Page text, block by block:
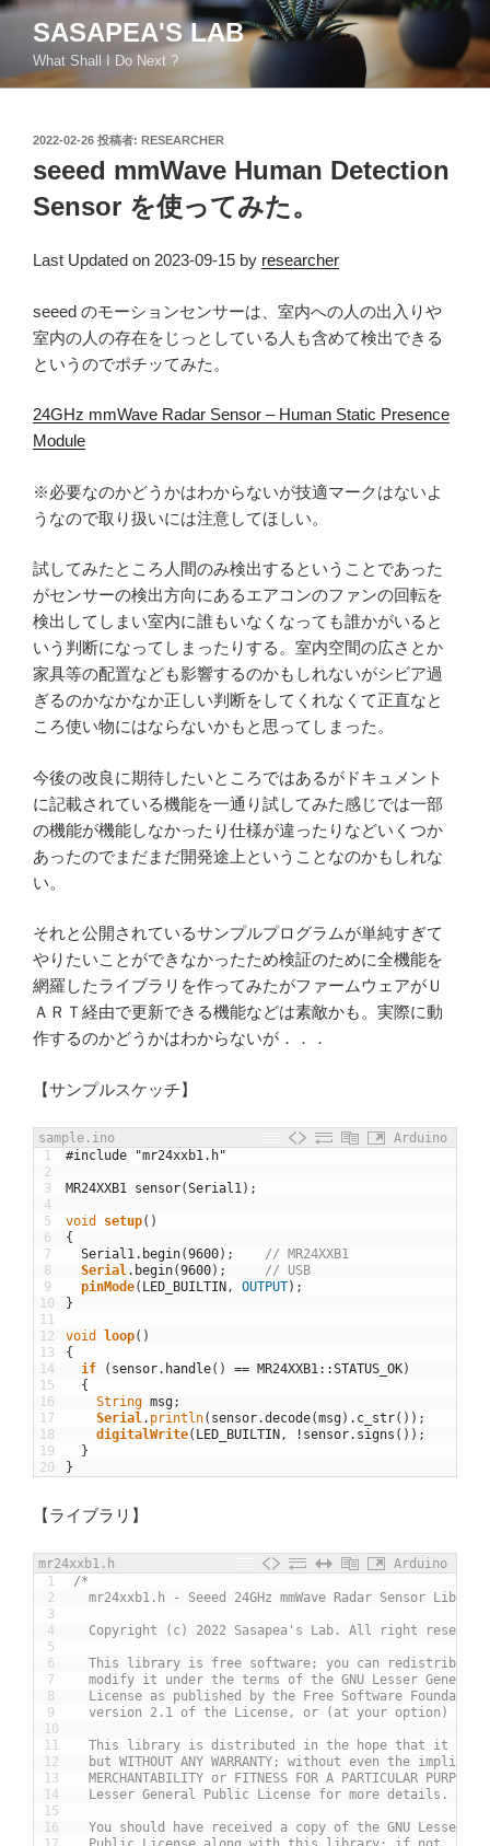
コ
ン
SASAPEA'S LAB
What Shall I Do Next ?
投
日:
2022-02-26 投稿者: RESEARCHER
seeed mmWave Human Detection
Sensor を使ってみた。
Last Updated on 2023-09-15 by researcher
seeed のモーションセンサーは、室内への人の出入りや
室内の人の存在をじっとしている人も含めて検出できる
というのでポチッてみた。
24GHz mmWave Radar Sensor – Human Static Presence
Module
※必要なのかどうかはわからないが技適マークはないよ
うなので取り扱いには注意してほしい。
試してみたところ人間のみ検出するということであった
がセンサーの検出方向にあるエアコンのファンの回転を
検出してしまい室内に誰もいなくなっても誰かがいると
いう判断になってしまったりする。室内空間の広さとか
家具等の配置なども影響するのかもしれないがシビア過
ぎるのかなかなか正しい判断をしてくれなくて正直なと
ころ使い物にはならないかもと思ってしまった。
今後の改良に期待したいところではあるがドキュメント
に記載されている機能を一通り試してみた感じでは一部
の機能が機能しなかったり仕様が違ったりなどいくつか
あったのでまだまだ開発途上ということなのかもしれな
い。
それと公開されているサンプルプログラムが単純すぎて
やりたいことができなかったため検証のために全機能を
網羅したライブラリを作ってみたがファームウェアがＵ
ＡＲＴ経由で更新できる機能などは素敵かも。実際に動
作するのかどうかはわからないが．．．
【サンプルスケッチ】
sample.ino
Arduino
1
2
3
4
5
6
7
8
9
10
11
12
13
14
15
16
17
18
19
20
#include "mr24xxb1.h"
MR24XXB1 sensor(Serial1) ;
void setup( )
{
Serial1. begin(9600) ;
// MR24XXB1
Serial. begin(9600) ;
// USB
pinMode( LED_BUILTIN , OUTPUT) ;
}
void loop( )
{
if
( sensor. handle( ) == MR24XXB1::STATUS_OK)
{
String msg;
Serial. println( sensor.decode(msg) . c_str( ) ) ;
digitalWrite( LED_BUILTIN , ! sensor. signs ( ) ) ;
}
}
【ライブラリ】
mr24xxb1.h
Arduino
1
2
3
4
5
6
7
8
9
10
11
12
13
14
15
16
/*
mr24xxb1.h - Seeed 24GHz mmWave Radar Sensor
Copyright (c) 2022 Sasapea's Lab. All right
This library is free software; you can redistribute
modify it under the terms of the GNU Lesser General
License as published by the Free Software
version 2.1 of the License, or (at your option) any
This library is distributed in the hope that it will
but WITHOUT ANY WARRANTY; without even the implied
MERCHANTABILITY or FITNESS FOR A PARTICULAR
Lesser General Public License for more details.
You should have received a copy of the GNU Lesser